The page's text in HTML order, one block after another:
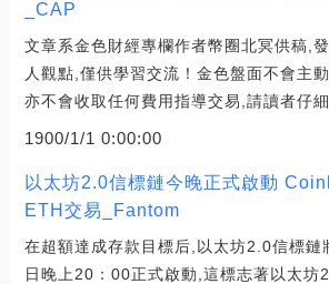
_CAP
文章系金色財經專欄作者幣圈北冥供稿,
人觀點,僅供學習交流！金色盤面不會主
亦不會收取任何費用指導交易,請讀者仔
1900/1/1 0:00:00
以太坊2.0信標鏈今晚正式啟動
ETH交易_Fantom
在超額達成存款目標后,以太坊2.0信標鏈
日晚上20：00正式啟動,這標志著以太坊